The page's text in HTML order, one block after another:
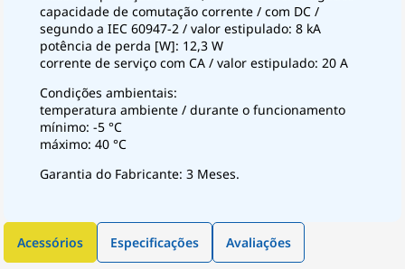
capacidade de comutação corrente / com DC /
segundo a IEC 60947-2 / valor estipulado: 8 kA
potência de perda [W]: 12,3 W
corrente de serviço com CA / valor estipulado: 20 A
Condições ambientais:
temperatura ambiente / durante o funcionamento
mínimo: -5 °C
máximo: 40 °C
Garantia do Fabricante: 3 Meses.
Acessórios Especificações Avaliações